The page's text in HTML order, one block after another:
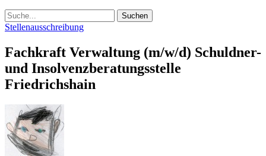
Suche
Stellenausschreibung
Fachkraft Verwaltung (m/w/d) Schuldner-
und Insolvenzberatungsstelle
Friedrichshain